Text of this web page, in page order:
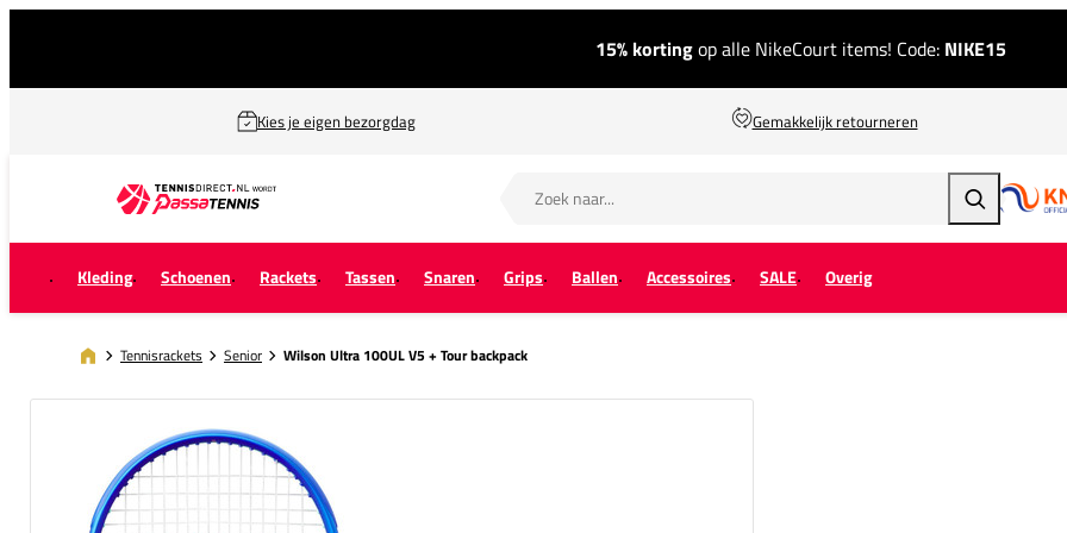
15% kortingop alle NikeCourt items! Code: NIKE15
Kies je eigen bezorgdag Gemakkelijk retourneren
Zoeken
Kleding Schoenen Rackets Tassen Snaren Grips Ballen Accessoires SALE Overig
Tennisrackets Senior Wilson Ultra 100UL V5 + Tour backpack